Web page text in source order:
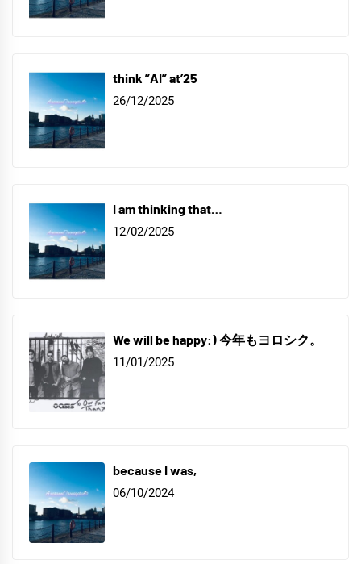
think ”AI” at’25
26/12/2025
I am thinking that…
12/02/2025
We will be happy:) 今年もヨロシク。
11/01/2025
because I was,
06/10/2024